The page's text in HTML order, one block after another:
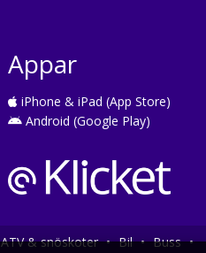
Appar
iPhone & iPad (App Store)
Android (Google Play)
ATV & snöskoter • Bil • Buss •